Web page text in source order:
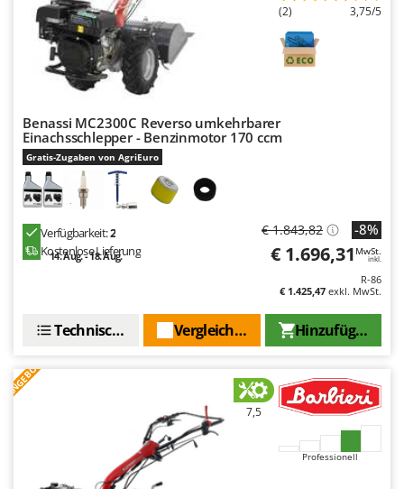
(2) 3,75/5
Benassi MC2300C Reverso umkehrbarer
Einachsschlepper - Benzinmotor 170 ccm
Gratis-Zugaben von AgriEuro
Verfügbarkeit:2
Kostenlose Lieferung
14. Aug. - 18. Aug.
€ 1.843,82 -8%
€ 1.696,31 MwSt.
inkl.
R-86
€ 1.425,47 exkl. MwSt.
Hinzufügen
Vergleichen Sie
Technische Daten
ANGEBOT
7,5
Professionell